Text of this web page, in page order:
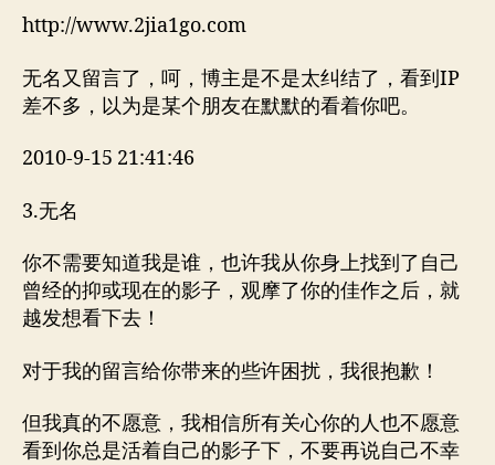
http://www.2jia1go.com
无名又留言了，呵，博主是不是太纠结了，看到IP
差不多，以为是某个朋友在默默的看着你吧。
2010-9-15 21:41:46
3.无名
你不需要知道我是谁，也许我从你身上找到了自己
曾经的抑或现在的影子，观摩了你的佳作之后，就
越发想看下去！
对于我的留言给你带来的些许困扰，我很抱歉！
但我真的不愿意，我相信所有关心你的人也不愿意
看到你总是活着自己的影子下，不要再说自己不幸